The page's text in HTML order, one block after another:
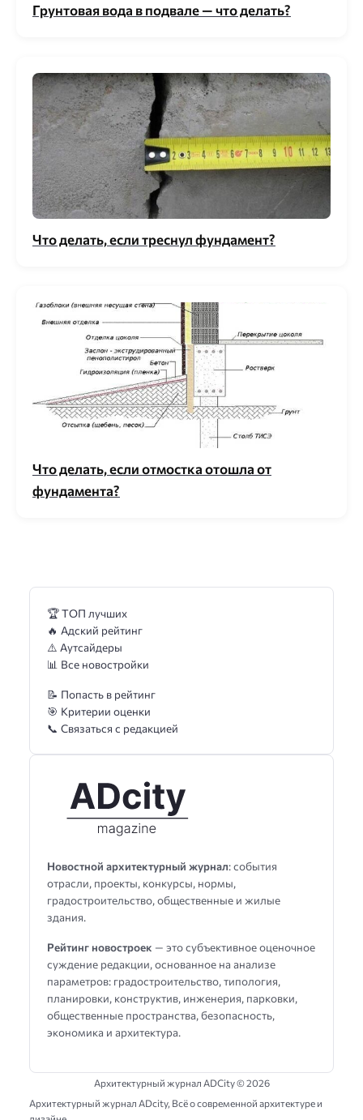
Грунтовая вода в подвале — что делать?
Что делать, если треснул фундамент?
Что делать, если отмостка отошла от
фундамента?
Новостной архитектурный журнал: события
отрасли, проекты, конкурсы, нормы,
градостроительство, общественные и жилые
здания.
Рейтинг новостроек — это субъективное оценочное
суждение редакции, основанное на анализе
параметров: градостроительство, типология,
планировки, конструктив, инженерия, парковки,
общественные пространства, безопасность,
экономика и архитектура.
🏆 ТОП лучших
🔥 Адский рейтинг
⚠️ Аутсайдеры
📊 Все новостройки
📝 Попасть в рейтинг
🎯 Критерии оценки
📞 Связаться с редакцией
Архитектурный журнал ADCity ©2026
Архитектурный журнал ADсity, Всё о современной архитектуре и